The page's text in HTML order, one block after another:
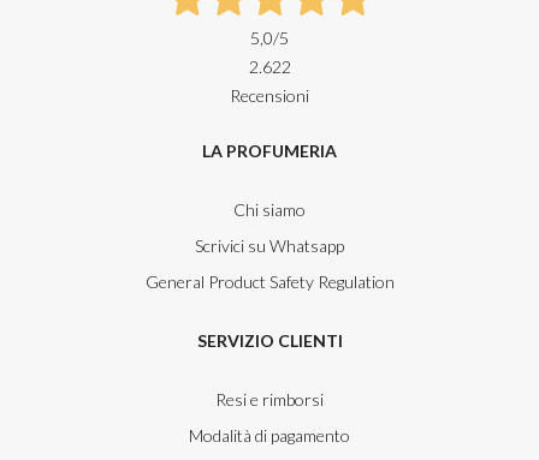
5,0/5
2.622
Recensioni
LA PROFUMERIA
Chi siamo
Scrivici su Whatsapp
General Product Safety Regulation
SERVIZIO CLIENTI
Resi e rimborsi
Modalità di pagamento